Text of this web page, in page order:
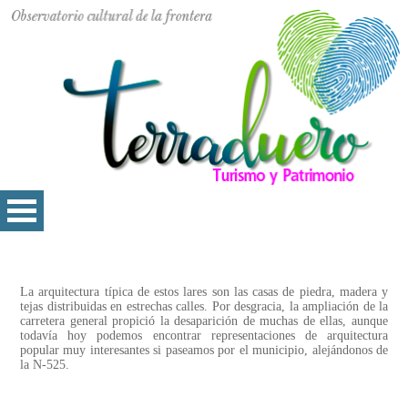
La arquitectura típica de estos lares son las casas de piedra, madera y
tejas distribuidas en estrechas calles. Por desgracia, la ampliación de la
carretera general propició la desaparición de muchas de ellas, aunque
todavía hoy podemos encontrar representaciones de arquitectura
popular muy interesantes si paseamos por el municipio, alejándonos de
la N-525.